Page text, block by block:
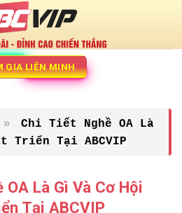
GIA LIÊN MINH
»
Chi Tiết Nghề OA Là
Triển Tại ABCVIP
OA Là Gì Và Cơ Hội
Tại ABCVIP